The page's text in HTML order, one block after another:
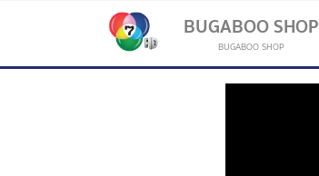
BUGABOO SHOP
BUGABOO SHOP